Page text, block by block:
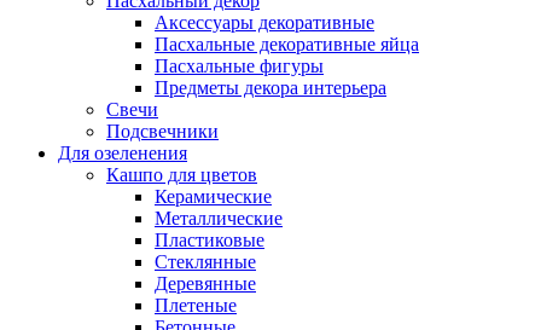
Аксессуары декоративные
Пасхальные декоративные яйца
Пасхальные фигуры
Предметы декора интерьера
Свечи
Подсвечники
Для озеленения
Кашпо для цветов
Керамические
Металлические
Пластиковые
Стеклянные
Деревянные
Плетеные